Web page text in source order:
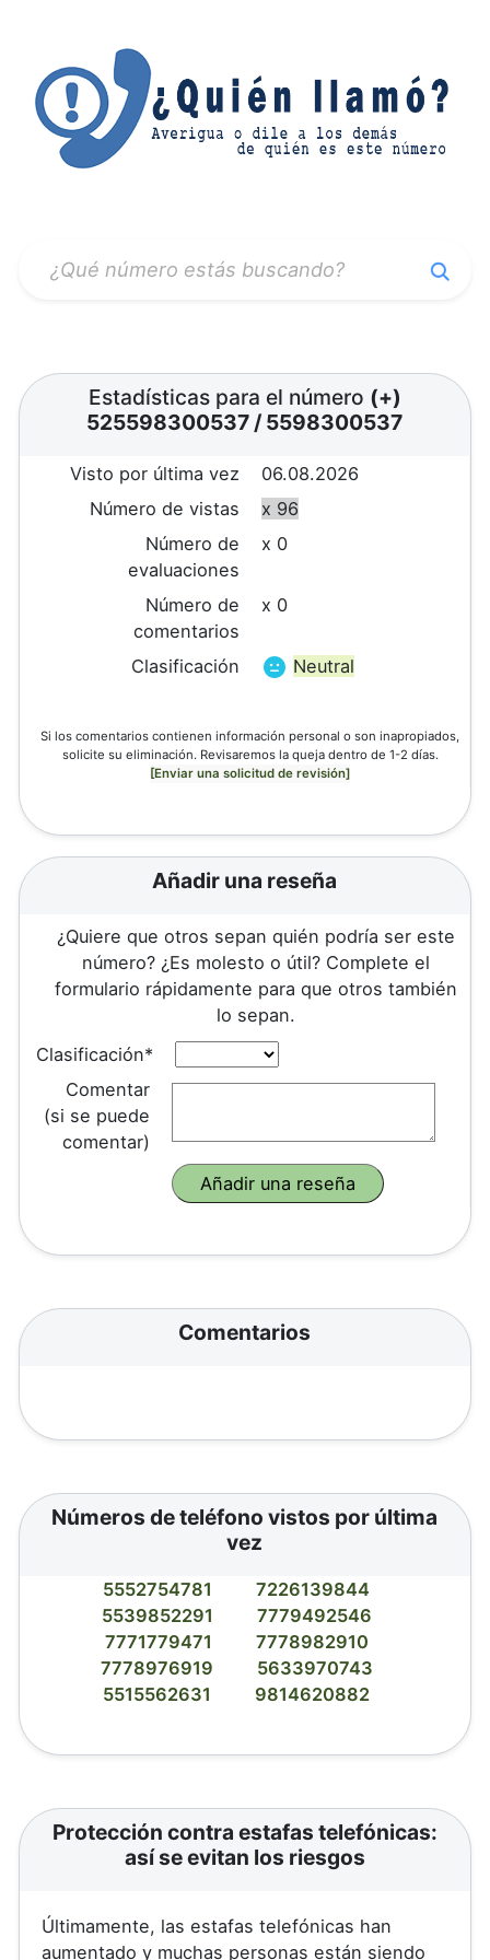
Estadísticas para el número (+)
525598300537 / 5598300537
Visto por última vez
06.08.2026
Número de vistas
x 96
Número de
evaluaciones
x 0
Número de
comentarios
x 0
Clasificación Neutral
Si los comentarios contienen información personal o son inapropiados,
solicite su eliminación. Revisaremos la queja dentro de 1-2 días.
[Enviar una solicitud de revisión]
Añadir una reseña
¿Quiere que otros sepan quién podría ser este
número? ¿Es molesto o útil? Complete el
formulario rápidamente para que otros también
lo sepan.
Clasificación*
Comentar
(si se puede
comentar)
Comentarios
Números de teléfono vistos por última
vez
5552754781
7226139844
5539852291
7779492546
7771779471
7778982910
7778976919
5633970743
5515562631
9814620882
Protección contra estafas telefónicas:
así se evitan los riesgos
Últimamente, las estafas telefónicas han
aumentado y muchas personas están siendo